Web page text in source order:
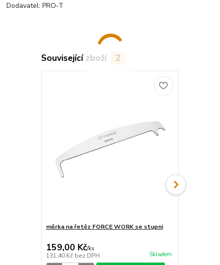
Dodavatel: PRO-T
Související zboží 2
měrka na řetěz FORCE WORK se stupni
159,00 Kč/ks
131,40 Kč bez DPH Skladem